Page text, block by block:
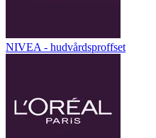
NIVEA - hudvårdsproffset